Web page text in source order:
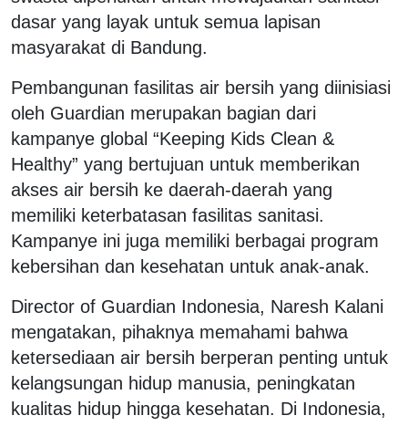
dasar yang layak untuk semua lapisan
masyarakat di Bandung.
Pembangunan fasilitas air bersih yang diinisiasi
oleh Guardian merupakan bagian dari
kampanye global “Keeping Kids Clean &
Healthy” yang bertujuan untuk memberikan
akses air bersih ke daerah-daerah yang
memiliki keterbatasan fasilitas sanitasi.
Kampanye ini juga memiliki berbagai program
kebersihan dan kesehatan untuk anak-anak.
Director of Guardian Indonesia, Naresh Kalani
mengatakan, pihaknya memahami bahwa
ketersediaan air bersih berperan penting untuk
kelangsungan hidup manusia, peningkatan
kualitas hidup hingga kesehatan. Di Indonesia,